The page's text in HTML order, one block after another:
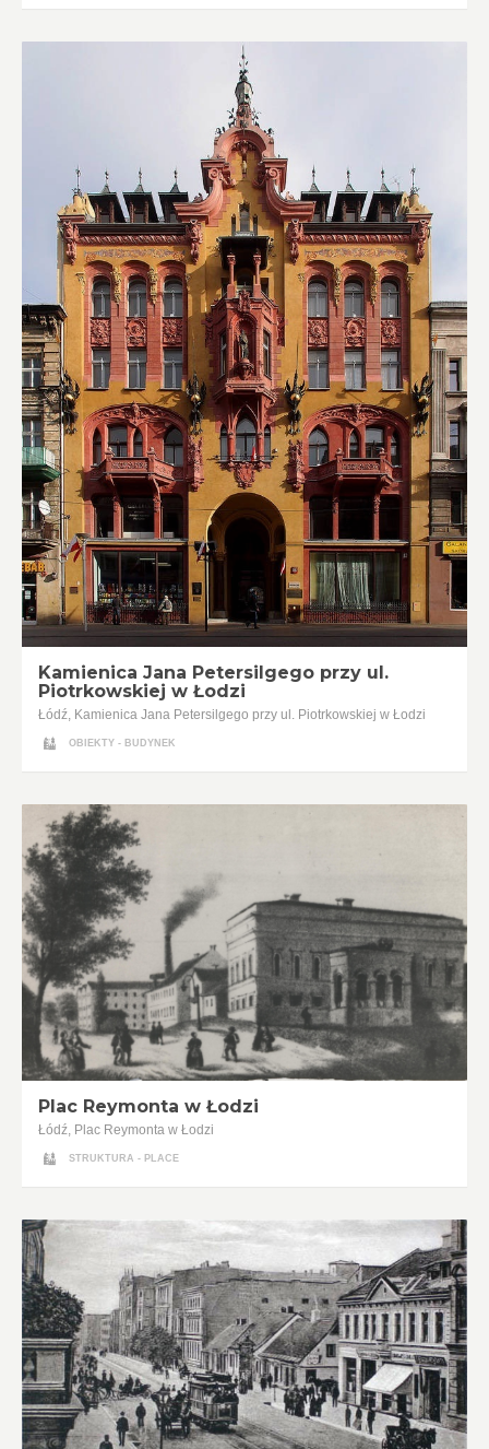
Kamienica Jana Petersilgego przy ul.
Piotrkowskiej w Łodzi
Łódź, Kamienica Jana Petersilgego przy ul. Piotrkowskiej w Łodzi
OBIEKTY - BUDYNEK
Plac Reymonta w Łodzi
Łódź, Plac Reymonta w Łodzi
STRUKTURA - PLACE